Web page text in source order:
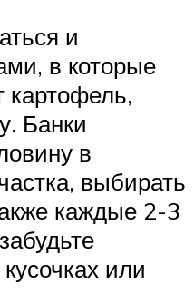
и
в которые
картофель,
Банки
в
выбирать
каждые 2-3
или